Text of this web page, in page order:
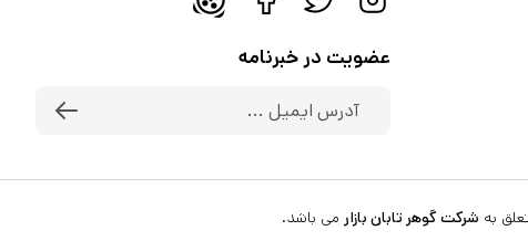
عضویت در خبرنامه
به شرکت گوهر تابان بازار می باشد.